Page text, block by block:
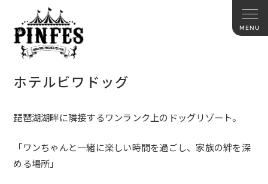
ホテルビワドッグ
琵琶湖湖畔に隣接するワンランク上のドッグリゾート。
「ワンちゃんと一緒に楽しい時間を過ごし、家族の絆を深
める場所」